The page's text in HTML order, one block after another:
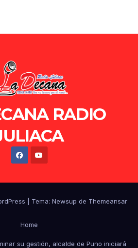
RADIO
Tema: Newsup de Themeansar
Home
su gestión, alcalde de Puno iniciará